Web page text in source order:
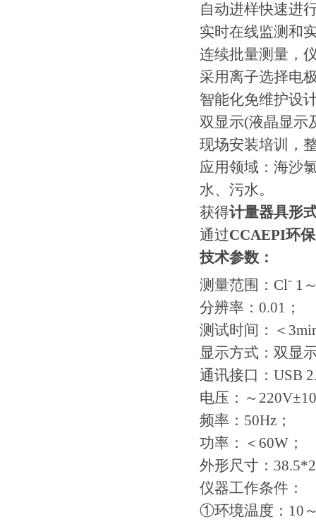
自动进样快速进
实时在线监测和
连续批量测量，
采用离子选择电
智能化免维护设
双显示(液晶显示
现场安装培训，
应用领域：海沙
水、污水。
获得计量器具形
通过CCAEPI环
技术参数：
测量范围：Cl- 1
分辨率：0.01；
测试时间：＜
显示方式：双显
通讯接口：USB
电压：～
频率：50Hz；
功率：＜60W；
外形尺寸：
仪器工作条件：
①环境温度：10